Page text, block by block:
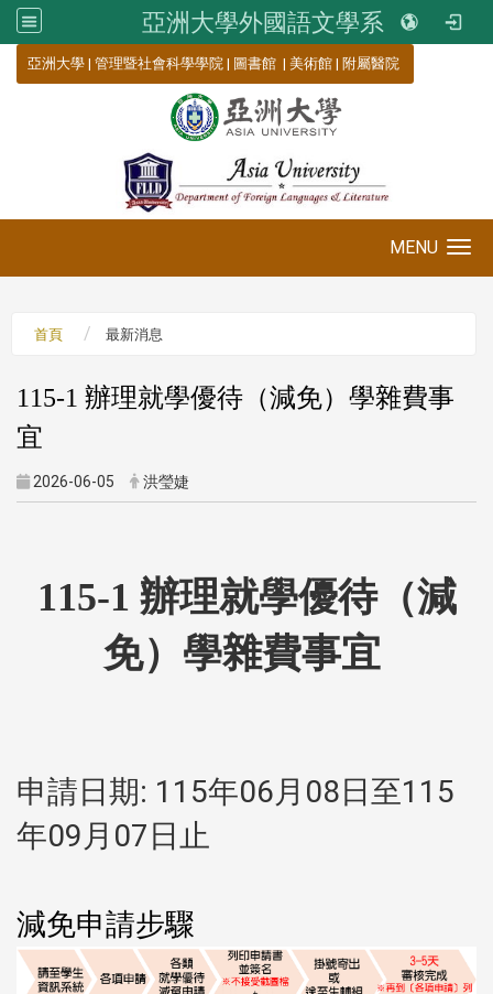
亞洲大學外國語文學系
亞洲大學 | 管理暨社會科學學院 | 圖書館 | 美術館 | 附屬醫院
MENU
首頁 最新消息
115-1 辦理就學優待（減免）學雜費事
宜
2026-06-05 洪瑩婕
115-1 辦理就學優待（減
免）學雜費事宜
申請日期: 115年06月08日至115
年09月07日止
減免申請步驟